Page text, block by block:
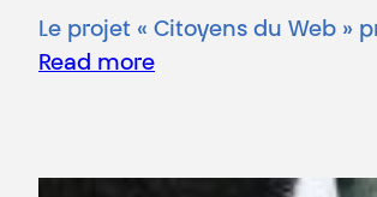
Le projet « Citoyens du Web »
Read more